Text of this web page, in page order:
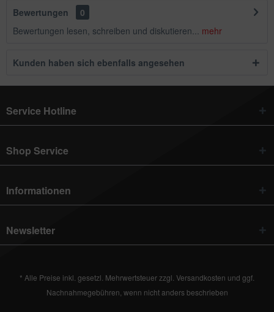
Bewertungen
0
Bewertungen lesen, schreiben und diskutieren... mehr
Kunden haben sich ebenfalls angesehen
Service Hotline
Shop Service
Informationen
Newsletter
* Alle Preise inkl. gesetzl. Mehrwertsteuer zzgl. Versandkosten und ggf.
Nachnahmegebühren, wenn nicht anders beschrieben